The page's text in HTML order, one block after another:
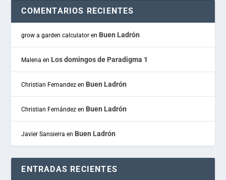
COMENTARIOS RECIENTES
grow a garden calculator en Buen Ladrón
Malena en Los domingos de Paradigma 1
Christian Fernandez en Buen Ladrón
Christian Fernández en Buen Ladrón
Javier Sansierra en Buen Ladrón
ENTRADAS RECIENTES